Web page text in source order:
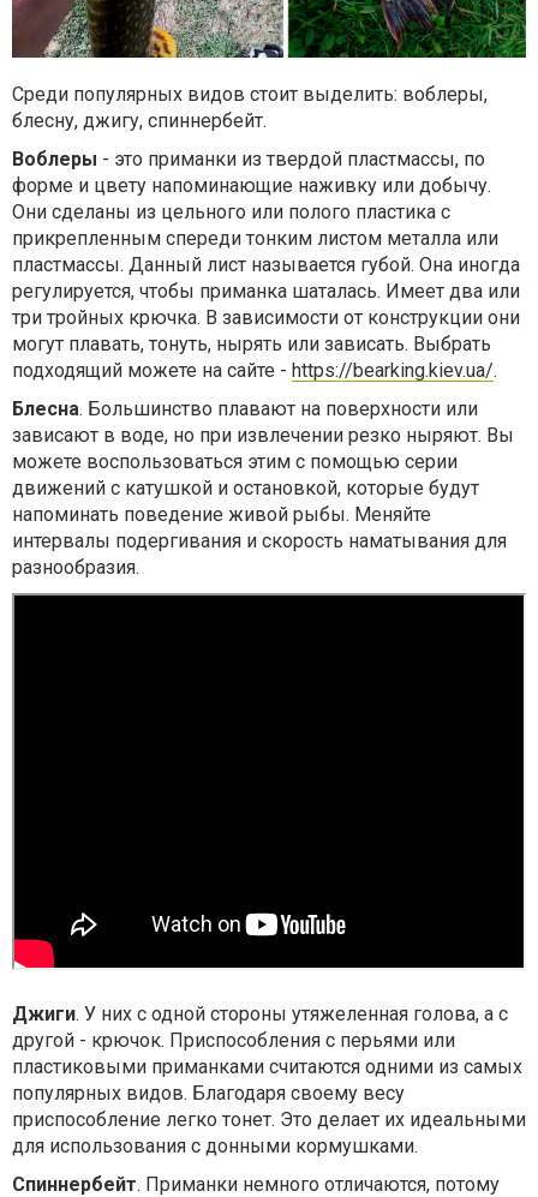
Среди популярных видов стоит выделить: воблеры,
блесну, джигу, спиннербейт.
Воблеры - это приманки из твердой пластмассы, по
форме и цвету напоминающие наживку или добычу.
Они сделаны из цельного или полого пластика с
прикрепленным спереди тонким листом металла или
пластмассы. Данный лист называется губой. Она иногда
регулируется, чтобы приманка шаталась. Имеет два или
три тройных крючка. В зависимости от конструкции они
могут плавать, тонуть, нырять или зависать. Выбрать
подходящий можете на сайте - https://bearking.kiev.ua/.
Блесна. Большинство плавают на поверхности или
зависают в воде, но при извлечении резко ныряют. Вы
можете воспользоваться этим с помощью серии
движений с катушкой и остановкой, которые будут
напоминать поведение живой рыбы. Меняйте
интервалы подергивания и скорость наматывания для
разнообразия.
Джиги. У них с одной стороны утяжеленная голова, а с
другой - крючок. Приспособления с перьями или
пластиковыми приманками считаются одними из самых
популярных видов. Благодаря своему весу
приспособление легко тонет. Это делает их идеальными
для использования с донными кормушками.
Спиннербейт. Приманки немного отличаются, потому